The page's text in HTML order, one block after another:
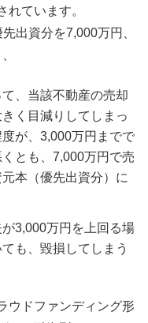
れています。
出資分を7,000万円、
、当該不動産の売却
く目減りしてしまっ
が、3,000万円までで
とも、7,000万円で売
本（優先出資分）に
3,000万円を上回る場
も、毀損してしまう
ウドファンディング形